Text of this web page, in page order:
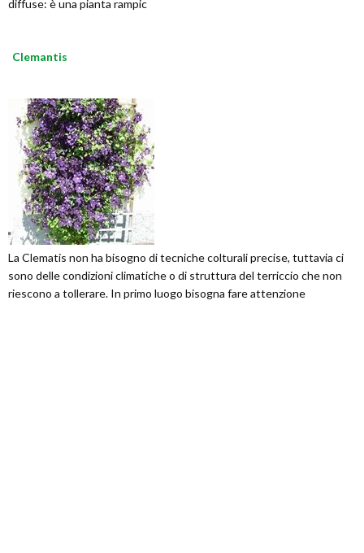
diffuse: è una pianta rampic
Clemantis
La Clematis non ha bisogno di tecniche colturali precise, tuttavia ci
sono delle condizioni climatiche o di struttura del terriccio che non
riescono a tollerare. In primo luogo bisogna fare attenzione